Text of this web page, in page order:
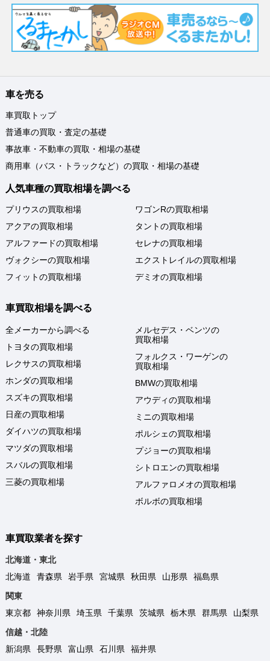
車を売る
車買取トップ
普通車の買取・査定の基礎
事故車・不動車の買取・相場の基礎
商用車（バス・トラックなど）の買取・相場の基礎
人気車種の買取相場を調べる
プリウスの買取相場
アクアの買取相場
アルファードの買取相場
ヴォクシーの買取相場
フィットの買取相場
ワゴンRの買取相場
タントの買取相場
セレナの買取相場
エクストレイルの買取相場
デミオの買取相場
車買取相場を調べる
全メーカーから調べる
トヨタの買取相場
レクサスの買取相場
ホンダの買取相場
スズキの買取相場
日産の買取相場
ダイハツの買取相場
マツダの買取相場
スバルの買取相場
三菱の買取相場
メルセデス・ベンツの
買取相場
フォルクス・ワーゲンの
買取相場
BMWの買取相場
アウディの買取相場
ミニの買取相場
ポルシェの買取相場
プジョーの買取相場
シトロエンの買取相場
アルファロメオの買取相場
ボルボの買取相場
車買取業者を探す
北海道・東北
北海道
青森県 岩手県 宮城県 秋田県 山形県
福島県
関東
東京都
神奈川県 埼玉県 千葉県 茨城県 栃木県 群馬県
山梨県
信越・北陸
新潟県
長野県 富山県 石川県
福井県